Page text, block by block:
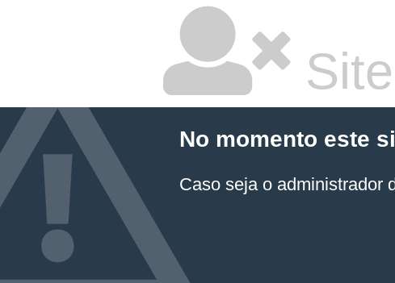
No momento este
Caso seja o administrador